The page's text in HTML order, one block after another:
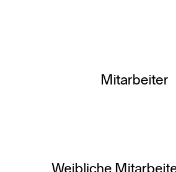
Mitarbeiter
Weibliche